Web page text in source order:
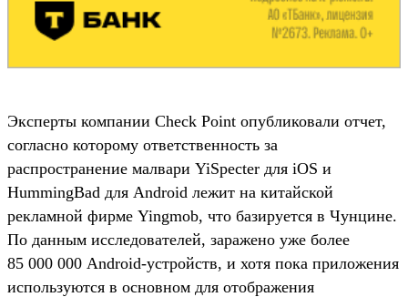
Эксперты компании Check Point опубликовали отчет,
согласно которому ответственность за
распространение малвари YiSpecter для iOS и
HummingBad для Android лежит на китайской
рекламной фирме Yingmob, что базируется в Чунцине.
По данным исследователей, заражено уже более
85 000 000 Android-устройств, и хотя пока приложения
используются в основном для отображения